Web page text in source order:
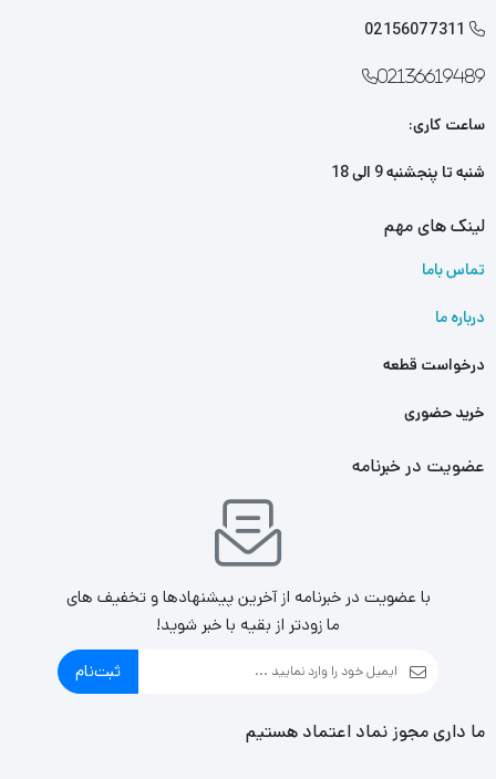

02156077311
02136619489
ساعت کاری:
شنبه تا پنجشنبه 9 الی 18
لینک های مهم
تماس باما
درباره ما
درخواست قطعه
خرید حضوری
عضویت در خبرنامه
با عضویت در خبرنامه از آخرین پیشنهادها و تخفیف های
ما زودتر از بقیه با خبر شوید!
ثبت‌نام
ما داری مجوز نماد اعتماد هستیم